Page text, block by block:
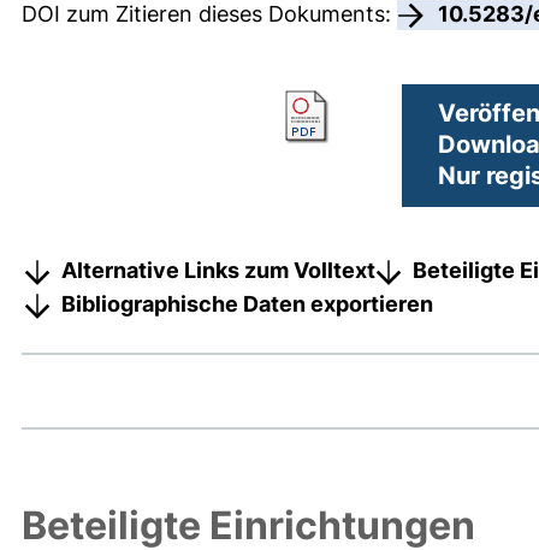
DOI zum Zitieren dieses Dokuments:
Nur
Alternative Links zum Volltext
Beteiligte
Bibliographische Daten exportieren
Beteiligte Einrichtungen